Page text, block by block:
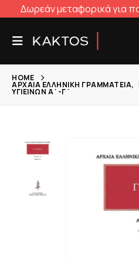
Δωρεάν μεταφορικά για
HOME
ΑΡΧΑΊΑ ΕΛΛΗΝΙΚΉ ΓΡΑΜΜΑΤΕΊΑ,
ΥΓΙΕΙΝΏΝ Α΄-Γ΄